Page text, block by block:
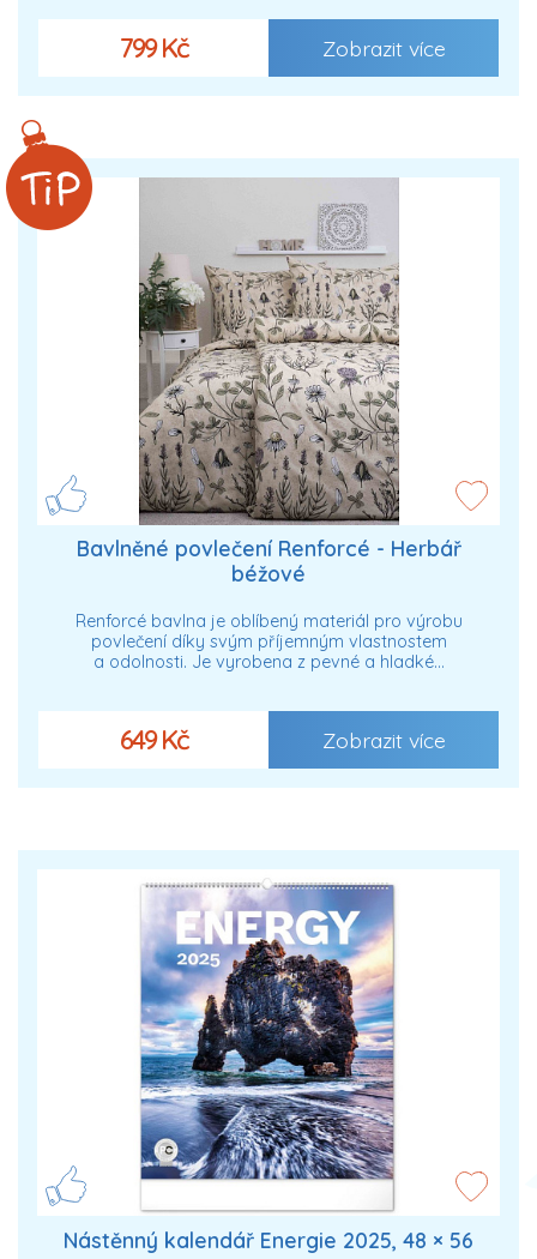
799 Kč Zobrazit více
Bavlněné povlečení Renforcé - Herbář
béžové
Renforcé bavlna je oblíbený materiál pro výrobu
povlečení díky svým příjemným vlastnostem
a odolnosti. Je vyrobena z pevné a hladké…
649 Kč Zobrazit více
Nástěnný kalendář Energie 2025, 48 × 56